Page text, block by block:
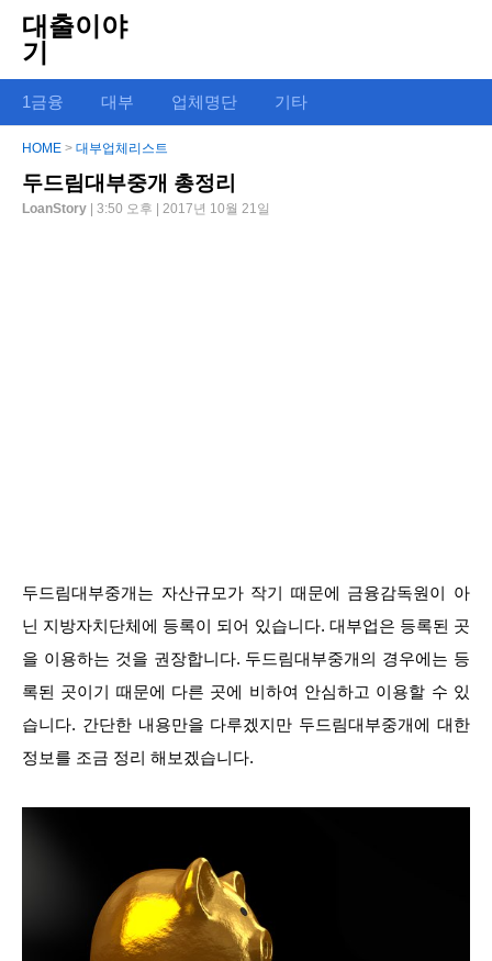
대출이야
기
1금융 대부 업체명단 기타
HOME > 대부업체리스트
두드림대부중개 총정리
LoanStory | 3:50 오후 | 2017년 10월 21일
두드림대부중개는 자산규모가 작기 때문에 금융감독원이 아
닌 지방자치단체에 등록이 되어 있습니다. 대부업은 등록된 곳
을 이용하는 것을 권장합니다. 두드림대부중개의 경우에는 등
록된 곳이기 때문에 다른 곳에 비하여 안심하고 이용할 수 있
습니다. 간단한 내용만을 다루겠지만 두드림대부중개에 대한
정보를 조금 정리 해보겠습니다.